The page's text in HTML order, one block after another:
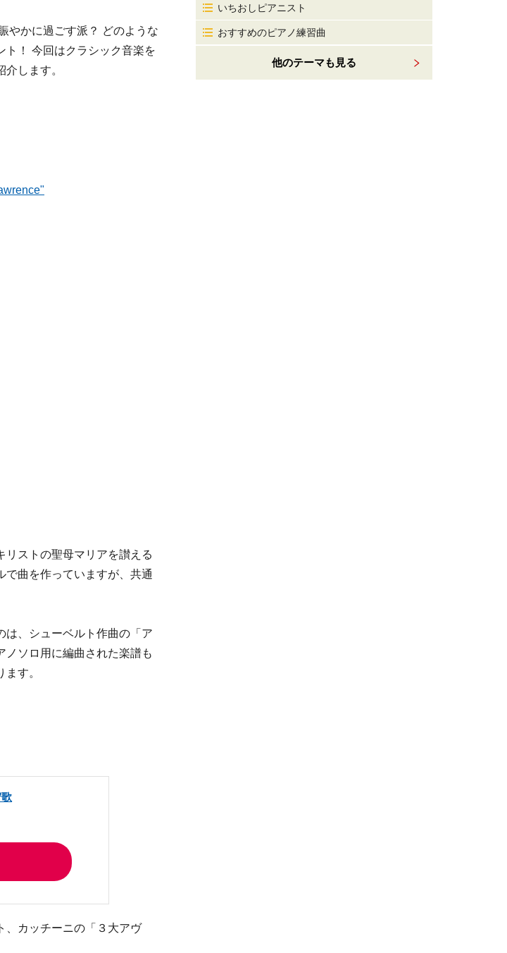
やかに過ごす派？ どのような
ト！ 今回はクラシック音楽を
します。
リストの聖母マリアを讃える
で曲を作っていますが、共通
は、シューベルト作曲の「ア
ノソロ用に編曲された楽譜も
す。
、カッチーニの「３大アヴ
いちおしピアニスト
おすすめのピアノ練習曲
他のテーマも見る